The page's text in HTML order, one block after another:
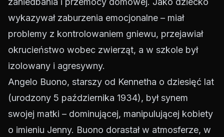
wykazywał zaburzenia emocjonalne – miał
problemy z kontrolowaniem gniewu, przejawiał
okrucieństwo wobec zwierząt, a w szkole był
izolowany i agresywny.
Angelo Buono, starszy od Kennetha o dziesięć lat
(urodzony 5 października 1934), był synem
swojej matki – dominującej, manipulującej kobiety
o imieniu Jenny. Buono dorastał w atmosferze, w